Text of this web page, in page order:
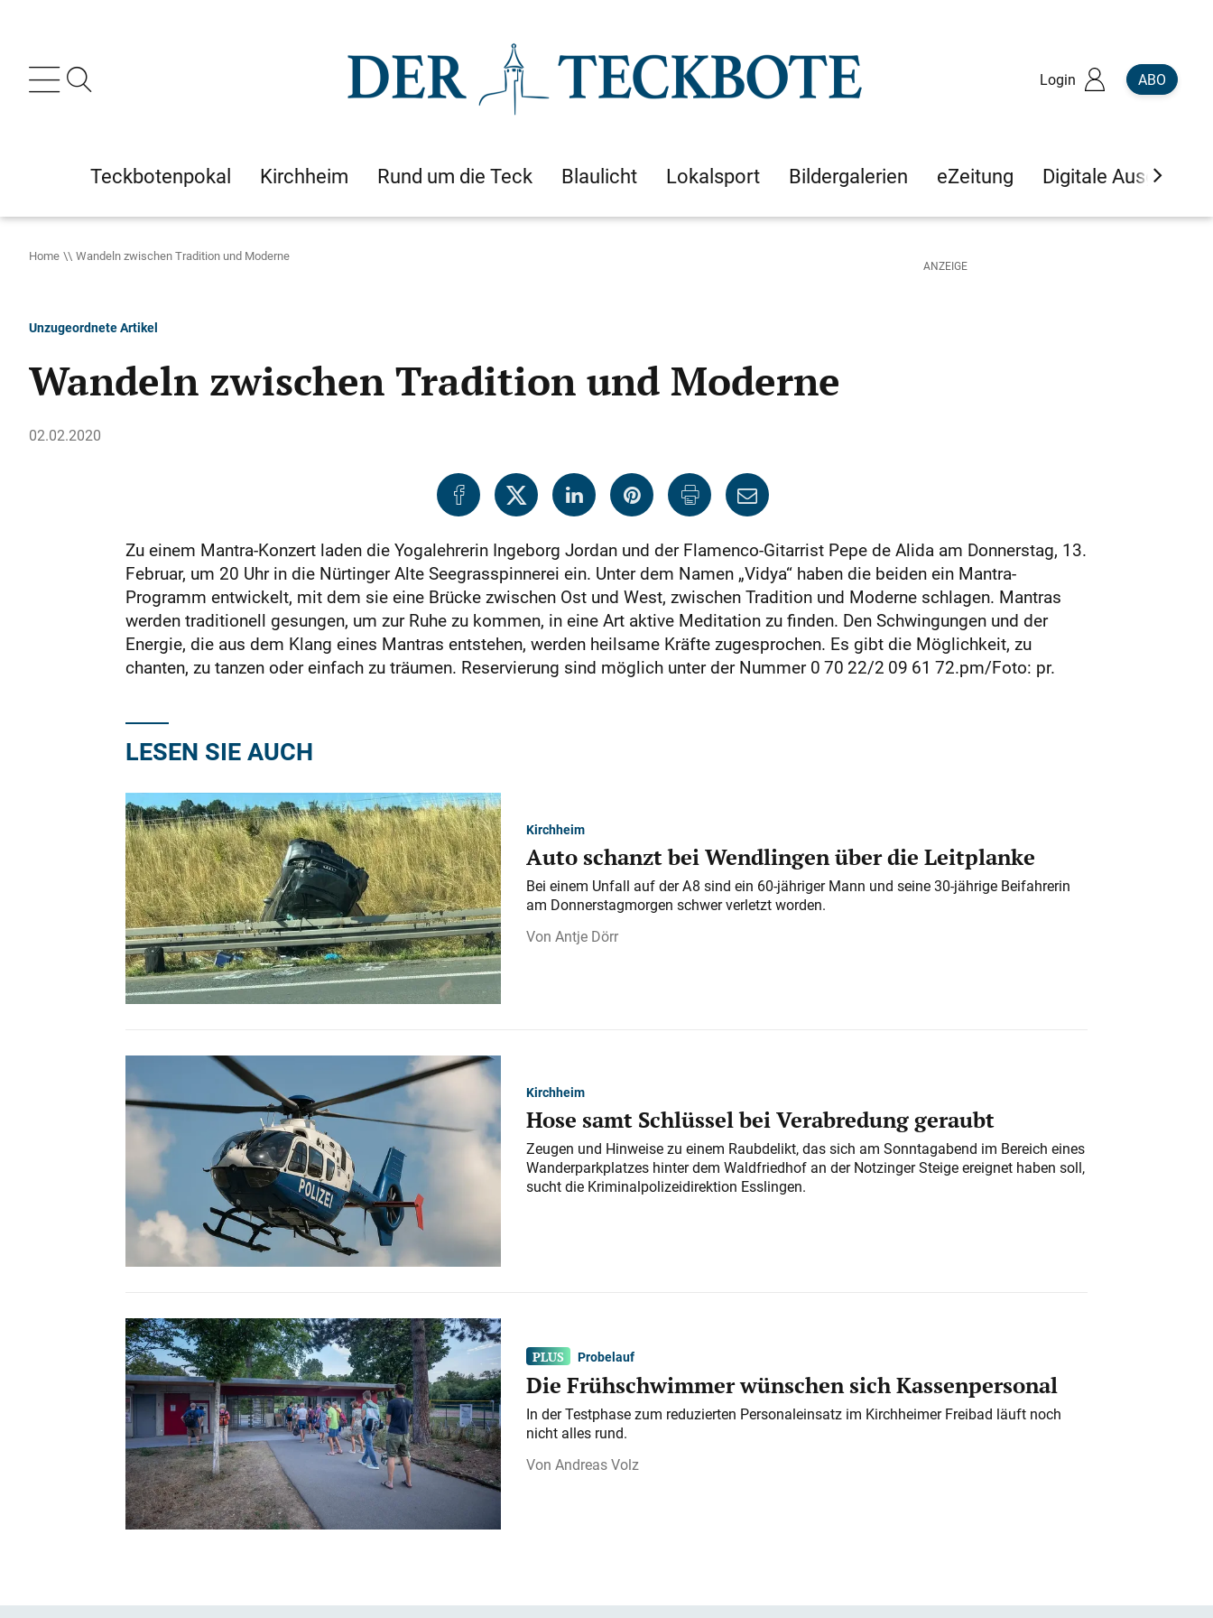
Login ABO
Teckbotenpokal Kirchheim Rund um die Teck Blaulicht Lokalsport Bildergalerien eZeitung Digitale Ausgaben
Home Wandeln zwischen Tradition und Moderne
Unzugeordnete Artikel
Wandeln zwischen Tradition und Moderne
02.02.2020
Zu einem Mantra-Konzert laden die Yogalehrerin Ingeborg Jordan und der Flamenco-Gitarrist Pepe de Alida am Donnerstag, 13.
Februar, um 20 Uhr in die Nürtinger Alte Seegrasspinnerei ein. Unter dem Namen „Vidya“ haben die beiden ein Mantra-
Programm entwickelt, mit dem sie eine Brücke zwischen Ost und West, zwischen Tradition und Moderne schlagen. Mantras
werden traditionell gesungen, um zur Ruhe zu kommen, in eine Art aktive Meditation zu finden. Den Schwingungen und der
Energie, die aus dem Klang eines Mantras entstehen, werden heilsame Kräfte zugesprochen. Es gibt die Möglichkeit, zu
chanten, zu tanzen oder einfach zu träumen. Reservierung sind möglich unter der Nummer 0 70 22/2 09 61 72.pm/Foto: pr.
LESEN SIE AUCH
Kirchheim
Auto schanzt bei Wendlingen über die Leitplanke
Bei einem Unfall auf der A 8 sind ein 60-jähriger Mann und seine 30-jährige Beifahrerin
am Donnerstagmorgen schwer verletzt worden.
Antje Dörr
Kirchheim
Hose samt Schlüssel bei Verabredung geraubt
Zeugen und Hinweise zu einem Raubdelikt, das sich am Sonntagabend im Bereich eines
Wanderparkplatzes hinter dem Waldfriedhof an der Notzinger Steige ereignet haben soll,
sucht die Kriminalpolizeidirektion Esslingen.
Probelauf
Die Frühschwimmer wünschen sich Kassenpersonal
In der Testphase zum reduzierten Personaleinsatz im Kirchheimer Freibad läuft noch
nicht alles rund.
Andreas Volz